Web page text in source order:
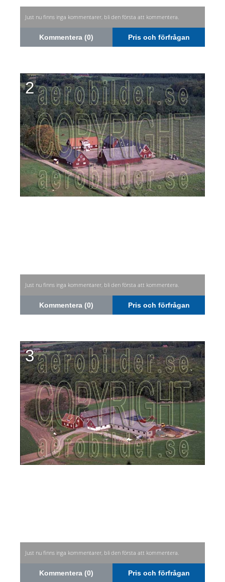
Just nu finns inga kommentarer, bli den första att kommentera.
Kommentera (0) Pris och förfrågan
2
Just nu finns inga kommentarer, bli den första att kommentera.
Kommentera (0) Pris och förfrågan
3
Just nu finns inga kommentarer, bli den första att kommentera.
Kommentera (0) Pris och förfrågan